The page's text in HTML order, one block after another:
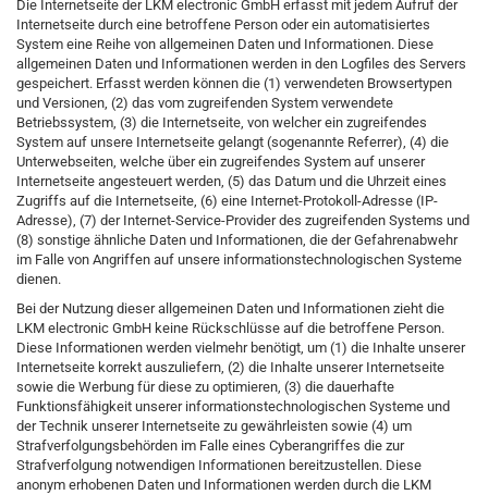
Die Internetseite der LKM electronic GmbH erfasst mit jedem Aufruf der
Internetseite durch eine betroffene Person oder ein automatisiertes
System eine Reihe von allgemeinen Daten und Informationen. Diese
allgemeinen Daten und Informationen werden in den Logfiles des Servers
gespeichert. Erfasst werden können die (1) verwendeten Browsertypen
und Versionen, (2) das vom zugreifenden System verwendete
Betriebssystem, (3) die Internetseite, von welcher ein zugreifendes
System auf unsere Internetseite gelangt (sogenannte Referrer), (4) die
Unterwebseiten, welche über ein zugreifendes System auf unserer
Internetseite angesteuert werden, (5) das Datum und die Uhrzeit eines
Zugriffs auf die Internetseite, (6) eine Internet-Protokoll-Adresse (IP-
Adresse), (7) der Internet-Service-Provider des zugreifenden Systems und
(8) sonstige ähnliche Daten und Informationen, die der Gefahrenabwehr
im Falle von Angriffen auf unsere informationstechnologischen Systeme
dienen.
Bei der Nutzung dieser allgemeinen Daten und Informationen zieht die
LKM electronic GmbH keine Rückschlüsse auf die betroffene Person.
Diese Informationen werden vielmehr benötigt, um (1) die Inhalte unserer
Internetseite korrekt auszuliefern, (2) die Inhalte unserer Internetseite
sowie die Werbung für diese zu optimieren, (3) die dauerhafte
Funktionsfähigkeit unserer informationstechnologischen Systeme und
der Technik unserer Internetseite zu gewährleisten sowie (4) um
Strafverfolgungsbehörden im Falle eines Cyberangriffes die zur
Strafverfolgung notwendigen Informationen bereitzustellen. Diese
anonym erhobenen Daten und Informationen werden durch die LKM